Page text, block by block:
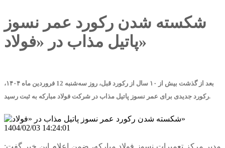
شکسته شدن رکورد عمر نسوز
پاتیل مذاب در «فولاد»
بعد از گذشت بیش از ۱۰ سال از رکورد قبل، روز سه‌شنبه 12 فروردین ماه ۱۴۰۴،
رکورد جدیدی برای عمر نسوز پاتیل مذاب در شرکت فولاد مبارکه به ثبت رسید.
1404/02/03 14:24:01